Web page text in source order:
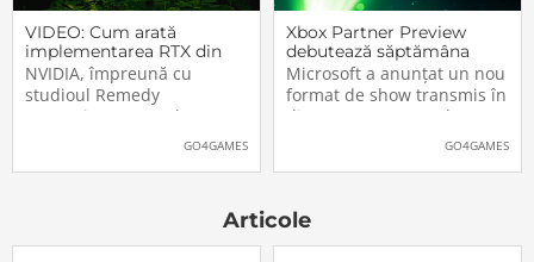
VIDEO: Cum arată
implementarea RTX din
Alan Wake II
NVIDIA, împreună cu
studioul Remedy
Entertainment, au lansat
un nou clip video dedicat
secvențele de mai jos,
GO4GAMES
Xbox Partner Preview
debutează săptămâna
aceasta. Când și unde va
putea fi vizionat
Microsoft a anunțat un nou
format de show transmis în
direct pe Internet: Xbox
Partner Preview, primul
cu 20:00 (ora României).
Show-ul va putea […]The
GO4GAMES
Articole